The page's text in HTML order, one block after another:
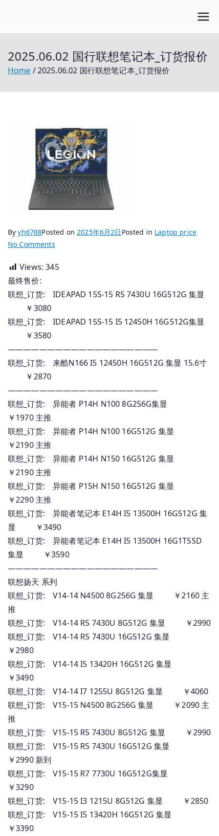
2025.06.02 国行联想笔记本_订货报价
Home 2025.06.02 国行联想笔记本_订货报价
Byyh6788Posted on2025年6月2日 Posted in Laptop price
No Commentson
国
联
笔
_
订
报
价
Views: 345
最终售价:
联想_订货: IDEAPAD 15S-15 R5 7430U 16G512G 集显
￥3080
联想_订货: IDEAPAD 15S-15 I5 12450H 16G512G集显
￥3580
———————————————————
联想_订货: 来酷N166 I5 12450H 16G512G 集显 15.6寸
￥2870
———————————————————
联想_订货: 异能者 P14H N100 8G256G集显
￥1970 主推
联想_订货: 异能者 P14H N100 16G512G 集显
￥2190 主推
联想_订货: 异能者 P14H N150 16G512G 集显
￥2190 主推
联想_订货: 异能者 P15H N150 16G512G 集显
￥2290 主推
联想_订货: 异能者笔记本 E14H I5 13500H 16G512G 集
显 ￥3490
联想_订货: 异能者笔记本 E14H I5 13500H 16G1TSSD
集显 ￥3590
———————————————————
联想扬天 系列
联想_订货: V14-14 N4500 8G256G 集显 ￥2160 主
推
联想_订货: V14-14 R5 7430U 8G512G 集显 ￥2990
联想_订货: V14-14 R5 7430U 16G512G 集显
￥2980
联想_订货: V14-14 I5 13420H 16G512G 集显
￥3490
联想_订货: V14-14 I7 1255U 8G512G 集显 ￥4060
联想_订货: V15-15 N4500 8G256G 集显 ￥2090 主
推
联想_订货: V15-15 R5 7430U 8G512G 集显 ￥2990
联想_订货: V15-15 R5 7430U 16G512G 集显
￥2990 新到
联想_订货: V15-15 R7 7730U 16G512G集显
￥3290
联想_订货: V15-15 I3 1215U 8G512G 集显 ￥2850
联想_订货: V15-15 I5 13420H 16G512G 集显
￥3390